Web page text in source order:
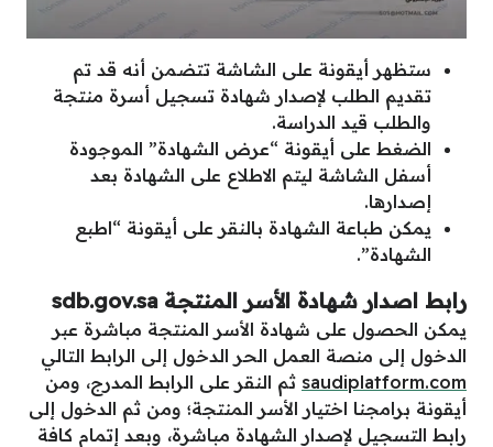
ستظهر أيقونة على الشاشة تتضمن أنه قد تم
تقديم الطلب لإصدار شهادة تسجيل أسرة منتجة
والطلب قيد الدراسة.
الضغط على أيقونة “عرض الشهادة” الموجودة
أسفل الشاشة ليتم الاطلاع على الشهادة بعد
إصدارها.
يمكن طباعة الشهادة بالنقر على أيقونة “اطبع
الشهادة”.
رابط اصدار شهادة الأسر المنتجة sdb.gov.sa
يمكن الحصول على شهادة الأسر المنتجة مباشرة عبر
الدخول إلى منصة العمل الحر الدخول إلى الرابط التالي
saudiplatform.com ثم النقر على الرابط المدرج، ومن
أيقونة برامجنا اختيار الأسر المنتجة؛ ومن ثم الدخول إلى
رابط التسجيل لإصدار الشهادة مباشرة، وبعد إتمام كافة